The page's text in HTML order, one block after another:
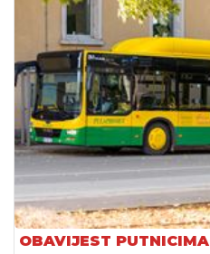
OBAVIJEST PUTNICIMA